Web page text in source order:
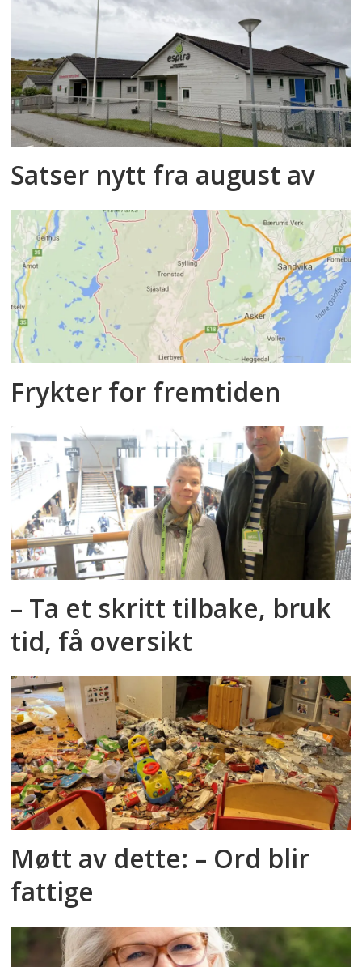
Satser nytt fra august av
Frykter for fremtiden
– Ta et skritt tilbake, bruk
tid, få oversikt
Møtt av dette: – Ord blir
fattige